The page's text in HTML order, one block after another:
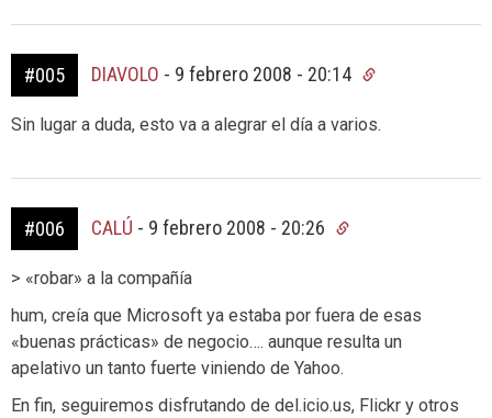
#005 DIAVOLO - 9 febrero 2008 - 20:14
Sin lugar a duda, esto va a alegrar el día a varios.
#006 CALÚ - 9 febrero 2008 - 20:26
> «robar» a la compañía
hum, creía que Microsoft ya estaba por fuera de esas
«buenas prácticas» de negocio…. aunque resulta un
apelativo un tanto fuerte viniendo de Yahoo.
En fin, seguiremos disfrutando de del.icio.us, Flickr y otros